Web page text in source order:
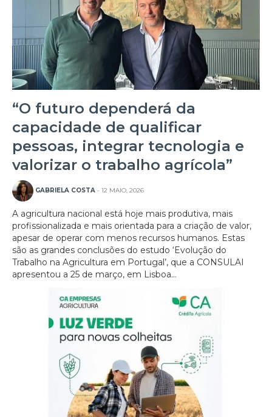
“O futuro dependerá da
capacidade de qualificar
pessoas, integrar tecnologia e
valorizar o trabalho agrícola”
GABRIELA COSTA - 12 MAIO, 2026
A agricultura nacional está hoje mais produtiva, mais
profissionalizada e mais orientada para a criação de valor,
apesar de operar com menos recursos humanos. Estas
são as grandes conclusões do estudo ‘Evolução do
Trabalho na Agricultura em Portugal’, que a CONSULAI
apresentou a 25 de março, em Lisboa...